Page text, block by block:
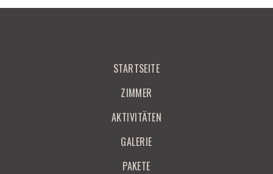
STARTSEITE
ZIMMER
AKTIVITÄTEN
GALERIE
PAKETE